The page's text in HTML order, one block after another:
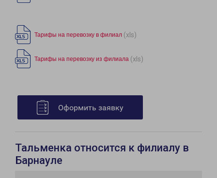
Тарифы на перевозку в филиал (xls)
Тарифы на перевозку из филиала (xls)
Оформить заявку
Тальменка относится к филиалу в
Барнауле